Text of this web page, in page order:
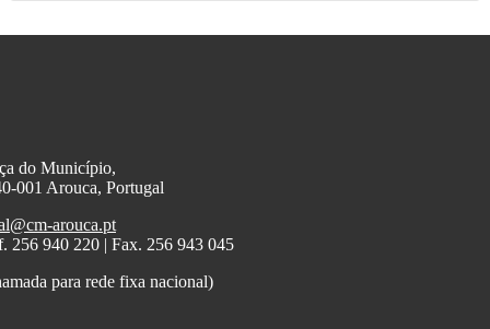
do Município,
001 Arouca, Portugal
arouca.pt
256 940 220 | Fax. 256 943 045
para rede fixa nacional)